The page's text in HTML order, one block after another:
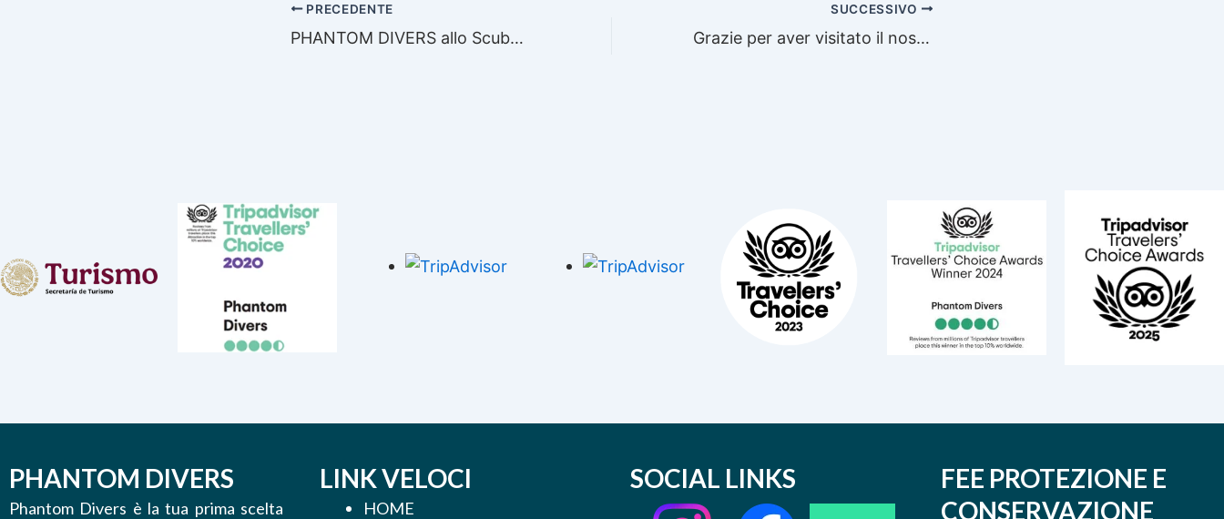
PRECEDENTE
PHANTOM DIVERS allo Scuba Show 2009-Long Beach CA
SUCCESSIVO
Grazie per aver visitato il nostro stand a SCUBA SHOW, a Long Beach in California
PHANTOM DIVERS
Phantom Divers è la tua prima scelta
LINK VELOCI
HOME
SOCIAL LINKS
FEE PROTEZIONE E
CONSERVAZIONE